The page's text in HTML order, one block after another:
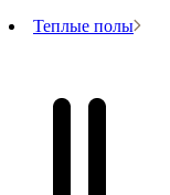
Теплые полы